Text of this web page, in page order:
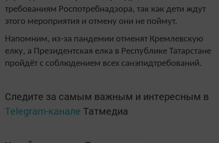
требованиям Роспотребнадзора, так как дети ждут
этого мероприятия и отмену они не поймут.
Напомним, из-за пандемии отменят Кремлевскую
елку, а Президентская елка в Республике Татарстане
пройдёт с соблюдением всех санэпидтребований.
Следите за самым важным и интересным в
Telegram-канале Татмедиа